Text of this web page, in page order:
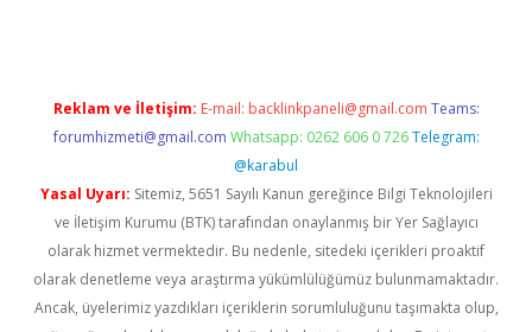
Reklam ve İletişim: E-mail: backlinkpaneli@gmail.com Teams:
forumhizmeti@gmail.com Whatsapp: 0262 606 0 726 Telegram:
@karabul
Yasal Uyarı: Sitemiz, 5651 Sayılı Kanun gereğince Bilgi Teknolojileri
ve İletişim Kurumu (BTK) tarafından onaylanmış bir Yer Sağlayıcı
olarak hizmet vermektedir. Bu nedenle, sitedeki içerikleri proaktif
olarak denetleme veya araştırma yükümlülüğümüz bulunmamaktadır.
Ancak, üyelerimiz yazdıkları içeriklerin sorumluluğunu taşımakta olup,